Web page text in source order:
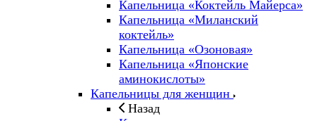
Капельница «Коктейль Майерса»
Капельница «Миланский
коктейль»
Капельница «Озоновая»
Капельница «Японские
аминокислоты»
Капельницы для женщин
Назад